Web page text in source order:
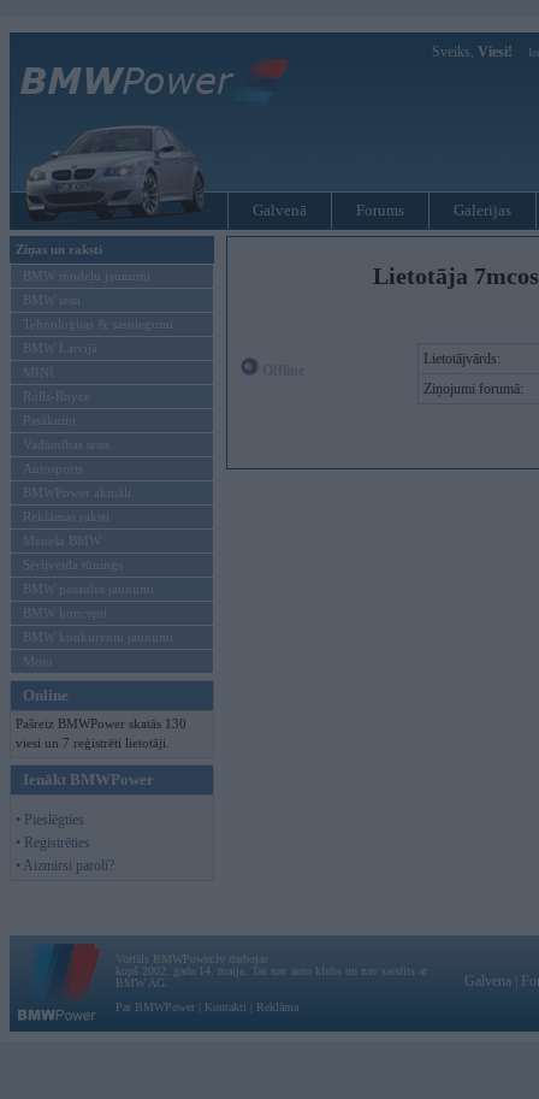
Sveiks, Viesi!
Galvenā Forums Galerijas
Ziņas un raksti
BMW modeļu jaunumi
BMW testi
Tehnoloģijas & sasniegumi
BMW Latvijā
MINI
Rolls-Royce
Pasākumi
Vadāmības tests
Autosports
BMWPower aktuāli
Reklāmas raksti
Mēneša BMW
Sērijveida tūnings
BMW pasaules jaunumi
BMW koncepti
BMW konkurentu jaunumi
Moto
Online
Pašreiz BMWPower skatās 130
viesi un 7 reģistrēti lietotāji.
Ienākt BMWPower
• Pieslēgties
• Reģistrēties
• Aizmirsi paroli?
Lietotāja
Lietotājvārds:
Ziņojumi forumā:
Vortāls BMWPower.lv darbojas
kopš 2002. gada 14. maija. Tas nav auto klubs un nav saistīts ar
BMW AG.
Par BMWPower
Kontakti Reklāma
Galvena